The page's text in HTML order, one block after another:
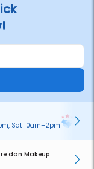
Sat 10am–2pm
dan Makeup